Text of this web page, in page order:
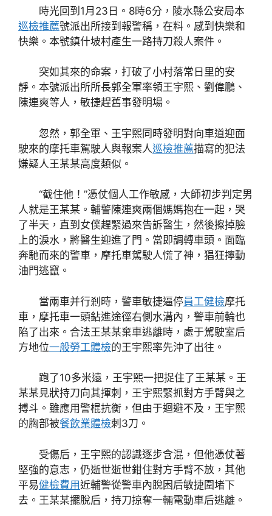
時光回到1月23日。8時6分，陵水縣公安局本
巡檢推薦號派出所接到報警稱，在料。感到快樂和
快樂。本號鎮什坡村產生一路持刀殺人案件。
突如其來的命案，打破了小村落常日里的安
靜。本號派出所所長郭全軍率領王宇熙、劉偉鵬、
陳連爽等人，敏捷趕舊事發明場。
忽然，郭全軍、王宇熙同時發明對向車道迎面
駛來的摩托車駕駛人與報案人巡檢推薦描寫的犯法
嫌疑人王某某高度類似。
“截住他！”憑仗個人工作敏感，大師初步判定男
人就是王某某。輔警陳連爽兩個媽媽抱在一起，哭
了半天，直到女僕趕緊過來告訴醫生，然後擦掉臉
上的淚水，將醫生迎進了門。當即調轉車頭。面臨
奔馳而來的警車，摩托車駕駛人慌了神，猖狂擰動
油門逃竄。
當兩車并行剎時，警車敏捷逼停員工健檢摩托
車，摩托車一頭鉆進途徑右側水溝內，警車前輪也
陷了出來。合法王某某棄車逃離時，處于駕駛室后
方地位一般勞工體檢的王宇熙率先沖了出往。
跑了10多米遠，王宇熙一把捉住了王某某。王
某某見狀持刀向其揮刺，王宇熙緊抓對方手臂與之
搏斗。雖應用警棍抗衡，但由于迴避不及，王宇熙
的胸部被餐飲業體檢刺3刀。
受傷后，王宇熙的認識逐步含混，但他憑仗著
堅強的意志，仍逝世逝世鉗住對方手臂不放，其他
平易健檢費用近輔警從警車內脫困后敏捷圍堵下
去。王某某擺脫后，持刀掠奪一輛電動車后逃離。